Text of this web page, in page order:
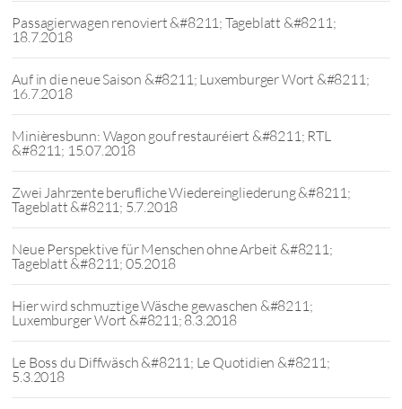
Passagierwagen renoviert &#8211; Tageblatt &#8211;
18.7.2018
Auf in die neue Saison &#8211; Luxemburger Wort &#8211;
16.7.2018
Minièresbunn: Wagon gouf restauréiert &#8211; RTL
&#8211; 15.07.2018
Zwei Jahrzente berufliche Wiedereingliederung &#8211;
Tageblatt &#8211; 5.7.2018
Neue Perspektive für Menschen ohne Arbeit &#8211;
Tageblatt &#8211; 05.2018
Hier wird schmuztige Wäsche gewaschen &#8211;
Luxemburger Wort &#8211; 8.3.2018
Le Boss du Diffwäsch &#8211; Le Quotidien &#8211;
5.3.2018